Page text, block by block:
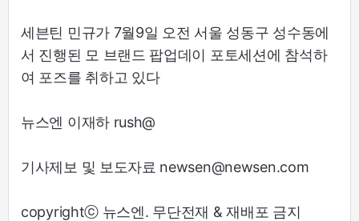
세븐틴 민규가 7월9일 오전 서울 성동구 성수동에
서 진행된 모 브랜드 팝업데이 포토세션에 참석하
여 포즈를 취하고 있다
뉴스엔 이재하 rush@
기사제보 및 보도자료 newsen@newsen.com
copyrightⓒ 뉴스엔. 무단전재 & 재배포 금지